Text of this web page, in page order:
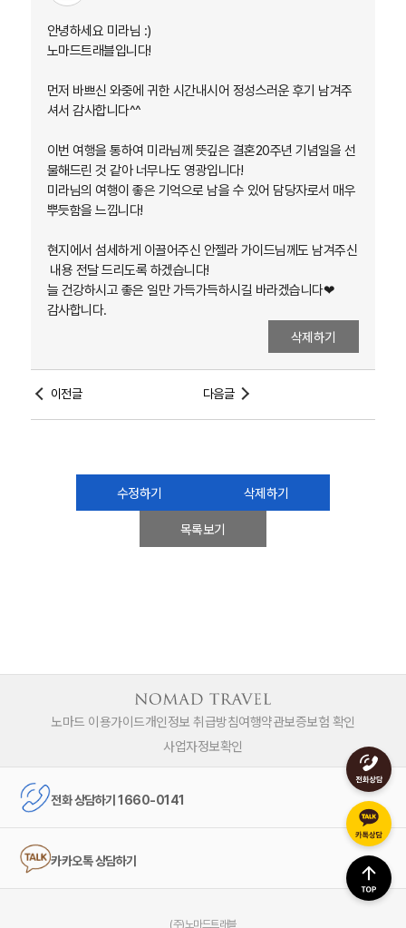
안녕하세요 미라님 :)
노마드트래블입니다!
먼저 바쁘신 와중에 귀한 시간내시어 정성스러운 후기 남겨주
셔서 감사합니다^^
이번 여행을 통하여 미라님께 뜻깊은 결혼20주년 기념일을 선
물해드린 것 같아 너무나도 영광입니다!
미라님의 여행이 좋은 기억으로 남을 수 있어 담당자로서 매우
뿌듯함을 느낍니다!
현지에서 섬세하게 이끌어주신 안젤라 가이드님께도 남겨주신
내용 전달 드리도록 하겠습니다!
늘 건강하시고 좋은 일만 가득가득하시길 바라겠습니다❤
감사합니다.
삭제하기
이전글 다음글
수정하기
삭제하기
목록보기
노마드 이용가이드개인정보 취급방침여행약관보증보험 확인
사업자정보확인
전화 상담하기 1660-0141
카카오톡 상담하기
(주)노마드트래블